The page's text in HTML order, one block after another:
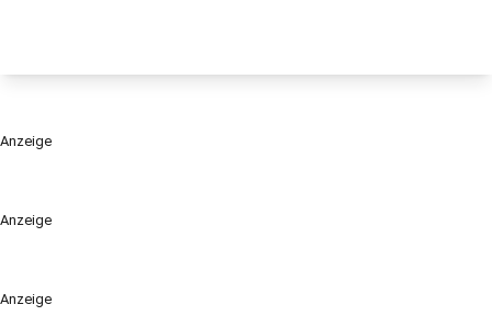
Anzeige
Anzeige
Anzeige